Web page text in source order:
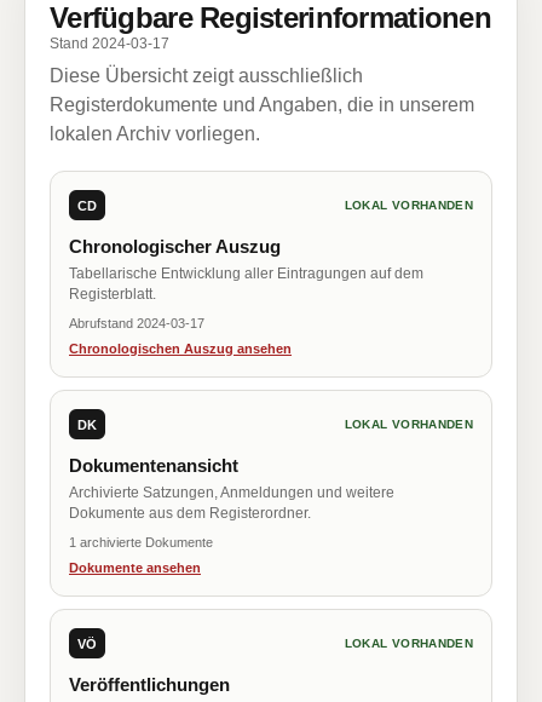
Verfügbare Registerinformationen
Stand 2024-03-17
Diese Übersicht zeigt ausschließlich
Registerdokumente und Angaben, die in unserem
lokalen Archiv vorliegen.
CD LOKAL VORHANDEN
Chronologischer Auszug
Tabellarische Entwicklung aller Eintragungen auf dem
Registerblatt.
Abrufstand 2024-03-17
Chronologischen Auszug ansehen
DK LOKAL VORHANDEN
Dokumentenansicht
Archivierte Satzungen, Anmeldungen und weitere
Dokumente aus dem Registerordner.
1 archivierte Dokumente
Dokumente ansehen
VÖ LOKAL VORHANDEN
Veröffentlichungen